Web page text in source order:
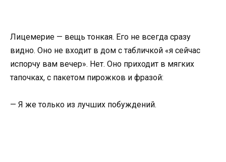
Лицемерие — вещь тонкая. Его не всегда сразу
видно. Оно не входит в дом с табличкой «я сейчас
испорчу вам вечер». Нет. Оно приходит в мягких
тапочках, с пакетом пирожков и фразой:
— Я же только из лучших побуждений.